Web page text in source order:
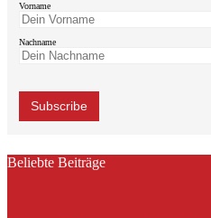
Vorname
Nachname
Beliebte Beiträge